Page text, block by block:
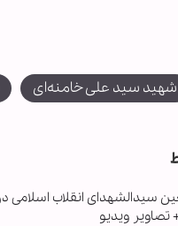
شهید سید علی خامنه‌ای
سیدالشهدای انقلاب اسلامی
تصاویر ویدیو